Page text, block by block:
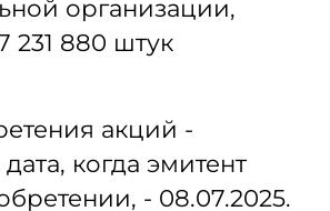
организации,
231 880 штук
акций -
когда эмитент
- 08.07.2025.